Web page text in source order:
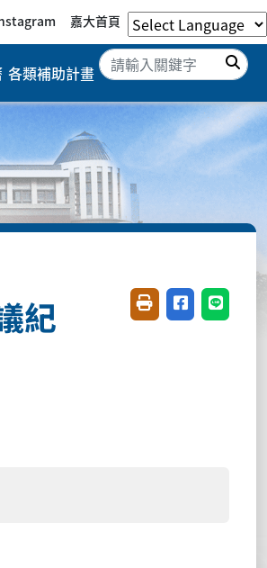
嘉大首頁
各類補助計畫
搜
紀
友善列印(開新視窗)
分享至臉書(
分享至